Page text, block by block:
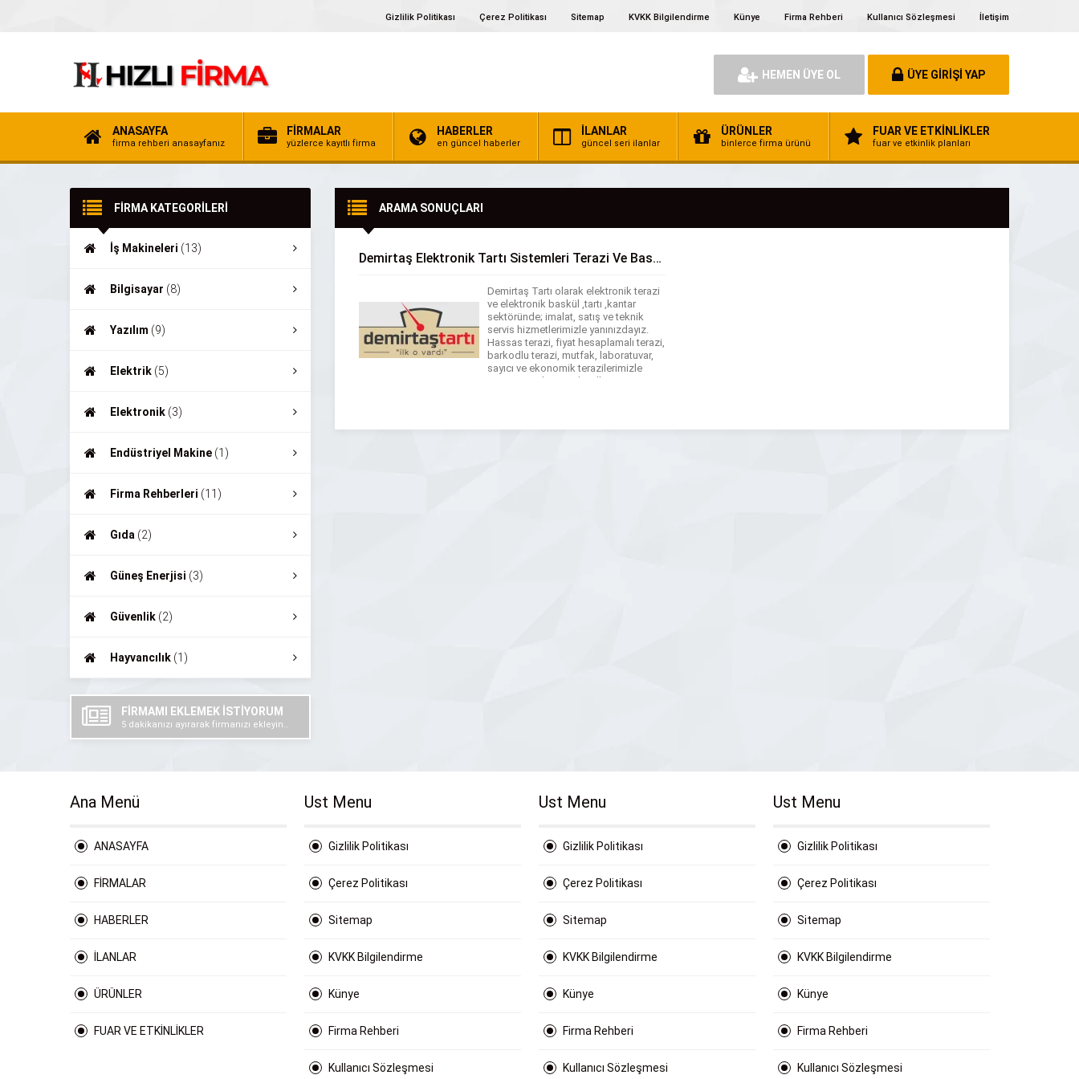
Gizlilik Politikası Çerez Politikası Sitemap KVKK Bilgilendirme Künye Firma Rehberi Kullanıcı Sözleşmesi İletişim
HEMEN ÜYE OL ÜYE GİRİŞİ YAP
ANASAYFA
firma rehberi anasayfanız
FİRMALAR
yüzlerce kayıtlı firma
HABERLER
en güncel haberler
İLANLAR
güncel seri ilanlar
ÜRÜNLER
binlerce firma ürünü
FUAR VE ETKİNLİKLER
fuar ve etkinlik planları
FİRMA KATEGORİLERİ
İş Makineleri (13)
Bilgisayar (8)
Yazılım (9)
Elektrik (5)
Elektronik (3)
Endüstriyel Makine (1)
Firma Rehberleri (11)
Gıda (2)
Güneş Enerjisi (3)
Güvenlik (2)
Hayvancılık (1)
FİRMAMI EKLEMEK İSTİYORUM
5 dakikanızı ayırarak firmanızı ekleyin..
ARAMA SONUÇLARI
Demirtaş Elektronik Tartı Sistemleri Terazi Ve Baskül
Demirtaş Tartı olarak elektronik terazi
ve elektronik baskül ,tartı ,kantar
sektöründe; imalat, satış ve teknik
servis hizmetlerimizle yanınızdayız.
Hassas terazi, fiyat hesaplamalı terazi,
barkodlu terazi, mutfak, laboratuvar,
sayıcı ve ekonomik terazilerimizle
tartım süreçlerinizi dijitalleştiriyoruz.
planda tutuyoruz. Ağır hizmet tipi
Ana Menü
ANASAYFA
FİRMALAR
HABERLER
İLANLAR
ÜRÜNLER
FUAR VE ETKİNLİKLER
Ust Menu
Gizlilik Politikası
Çerez Politikası
Sitemap
KVKK Bilgilendirme
Künye
Firma Rehberi
Kullanıcı Sözleşmesi
Ust Menu
Gizlilik Politikası
Çerez Politikası
Sitemap
KVKK Bilgilendirme
Künye
Firma Rehberi
Kullanıcı Sözleşmesi
Ust Menu
Gizlilik Politikası
Çerez Politikası
Sitemap
KVKK Bilgilendirme
Künye
Firma Rehberi
Kullanıcı Sözleşmesi